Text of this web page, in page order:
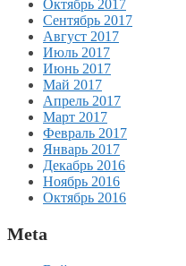
Октябрь 2017
Сентябрь 2017
Август 2017
Июль 2017
Июнь 2017
Май 2017
Апрель 2017
Март 2017
Февраль 2017
Январь 2017
Декабрь 2016
Ноябрь 2016
Октябрь 2016
Meta